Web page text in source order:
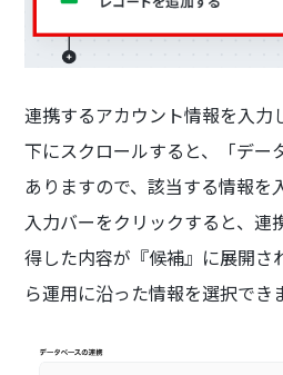
連携するアカウント情報を入力
下にスクロールすると、「デー
ありますので、該当する情報を
入力バーをクリックすると、連
得した内容が『候補』に展開さ
ら運用に沿った情報を選択でき